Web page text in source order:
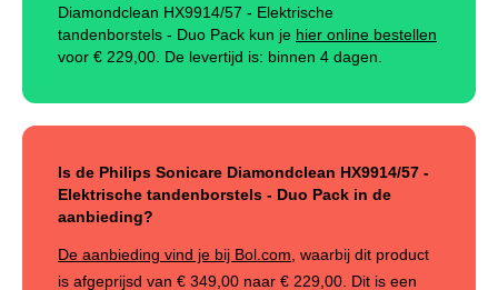
Diamondclean HX9914/57 - Elektrische
tandenborstels - Duo Pack kun je hier online bestellen
voor € 229,00 De levertijd is: binnen 4 dagen.
Is de Philips Sonicare Diamondclean HX9914/57 -
Elektrische tandenborstels - Duo Pack in de
aanbieding?
De aanbieding vind je bij Bol.com , waarbij dit product
is afgeprijsd van € 349,00 naar € 229,00 . Dit is een